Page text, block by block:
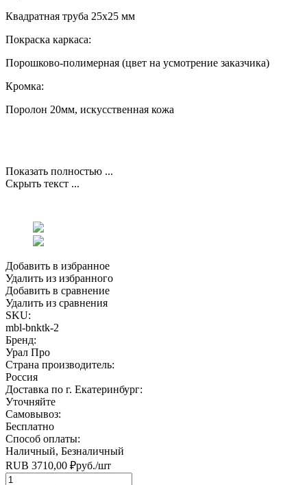
Квадратная труба 25х25 мм
Покраска каркаса:
Порошково-полимерная (цвет на усмотрение заказчика)
Кромка:
Поролон 20мм, искусственная кожа
Показать полностью ...
Скрыть текст ...
Добавить в избранное
Удалить из избранного
Добавить в сравнение
Удалить из сравнения
SKU:
mbl-bnktk-2
Бренд:
Урал Про
Страна производитель:
Россия
Доставка по г. Екатеринбург:
Уточняйте
Самовывоз:
Бесплатно
Способ оплаты:
Наличный, Безналичный
RUB 3710,00 ₽руб./шт
Quantity